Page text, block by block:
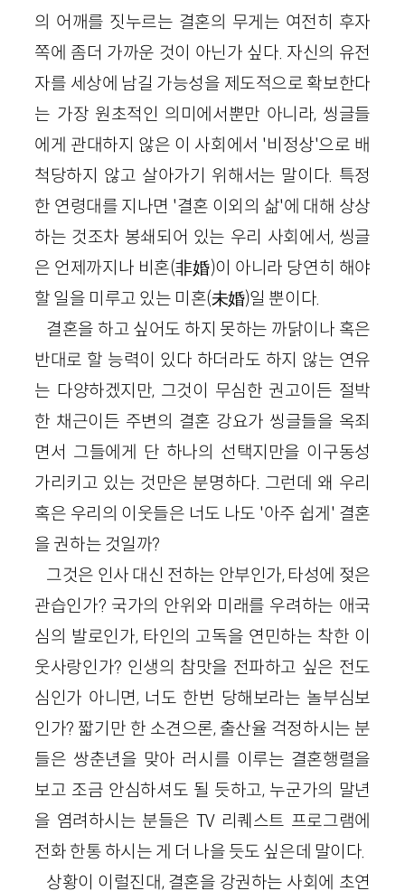
의 어깨를 짓누르는 결혼의 무게는 여전히 후자
쪽에 좀더 가까운 것이 아닌가 싶다. 자신의 유전
자를 세상에 남길 가능성을 제도적으로 확보한다
는 가장 원초적인 의미에서뿐만 아니라, 씽글들
에게 관대하지 않은 이 사회에서 '비정상'으로 배
척당하지 않고 살아가기 위해서는 말이다. 특정
한 연령대를 지나면 '결혼 이외의 삶'에 대해 상상
하는 것조차 봉쇄되어 있는 우리 사회에서, 씽글
은 언제까지나 비혼(非婚)이 아니라 당연히 해야
할 일을 미루고 있는 미혼(未婚)일 뿐이다.
결혼을 하고 싶어도 하지 못하는 까닭이나 혹은
반대로 할 능력이 있다 하더라도 하지 않는 연유
는 다양하겠지만, 그것이 무심한 권고이든 절박
한 채근이든 주변의 결혼 강요가 씽글들을 옥죄
면서 그들에게 단 하나의 선택지만을 이구동성
가리키고 있는 것만은 분명하다. 그런데 왜 우리
혹은 우리의 이웃들은 너도 나도 '아주 쉽게' 결혼
을 권하는 것일까?
그것은 인사 대신 전하는 안부인가, 타성에 젖은
관습인가? 국가의 안위와 미래를 우려하는 애국
심의 발로인가, 타인의 고독을 연민하는 착한 이
웃사랑인가? 인생의 참맛을 전파하고 싶은 전도
심인가 아니면, 너도 한번 당해보라는 놀부심보
인가? 짧기만 한 소견으론, 출산율 걱정하시는 분
들은 쌍춘년을 맞아 러시를 이루는 결혼행렬을
보고 조금 안심하셔도 될 듯하고, 누군가의 말년
을 염려하시는 분들은 TV 리퀘스트 프로그램에
전화 한통 하시는 게 더 나을 듯도 싶은데 말이다.
상황이 이럴진대, 결혼을 강권하는 사회에 초연